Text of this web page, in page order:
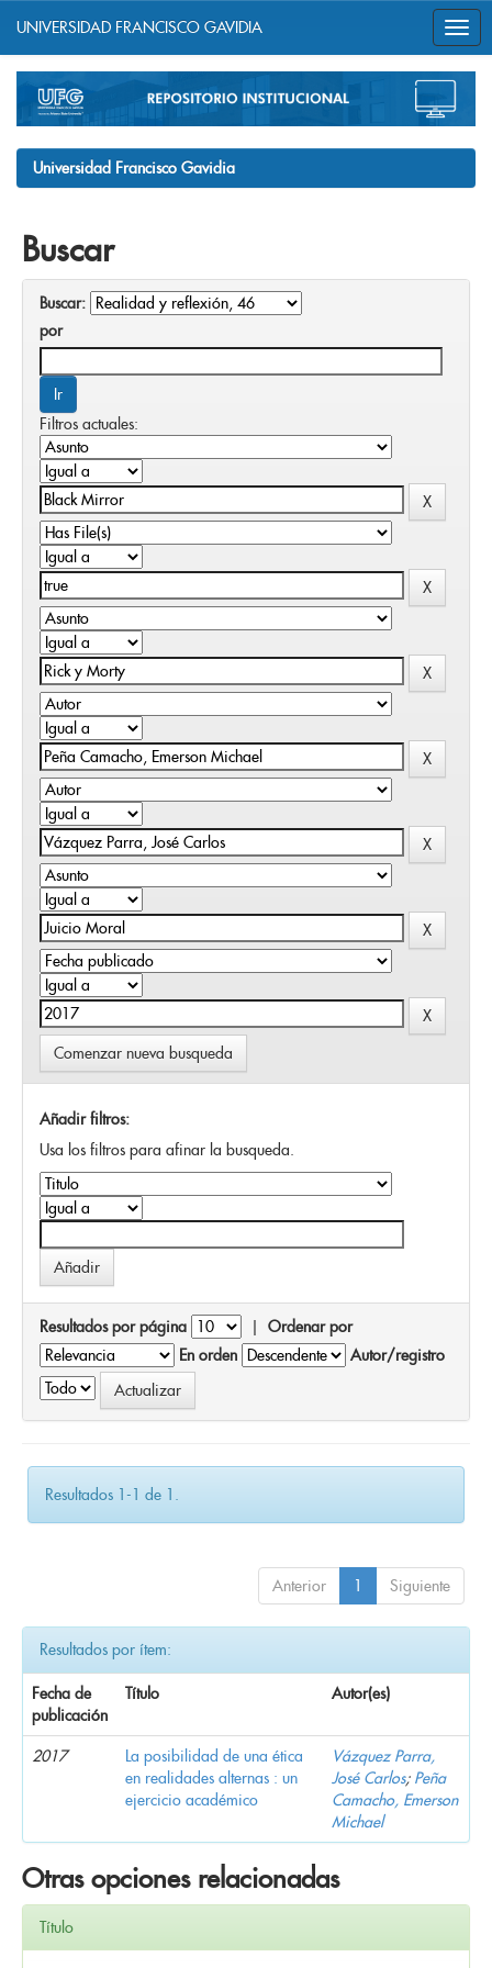
navigation
UNIVERSIDAD FRANCISCO GAVIDIA
Universidad Francisco Gavidia
Buscar
Buscar:
por
Filtros actuales:
Comenzar nueva busqueda
Añadir filtros:
Usa los filtros para afinar la busqueda.
Resultados por página | Ordenar por
En orden
Autor/registro
Resultados 1-1 de 1.
Anterior 1 Siguiente
Resultados por ítem:
Fecha de
publicación
Título Autor(es)
2017
La posibilidad de una ética
en realidades alternas : un
ejercicio académico
Vázquez Parra,
José Carlos; Peña
Camacho, Emerson
Michael
Otras opciones relacionadas
Título